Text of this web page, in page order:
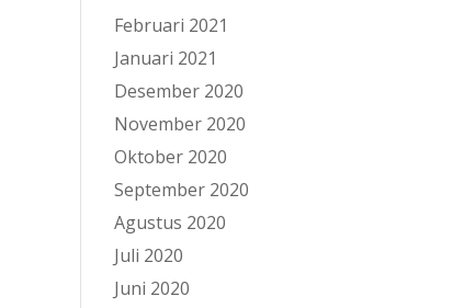
Februari 2021
Januari 2021
Desember 2020
November 2020
Oktober 2020
September 2020
Agustus 2020
Juli 2020
Juni 2020